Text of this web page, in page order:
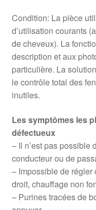
Condition: La pièce
d’utilisation courants
de cheveux). La
description et aux
particulière. La
le contrôle total des
inutiles.
Les symptômes les
défectueux
– Il n’est pas possible
conducteur ou de
– Impossible de régler
droit, chauffage non
– Purines tracées de